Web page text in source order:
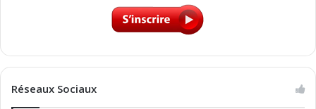
Réseaux Sociaux